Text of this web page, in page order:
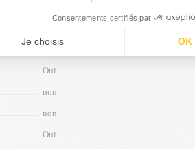
Single SIM (Nano-SIM) or Hybrid Dual
Oui
non
non
Oui